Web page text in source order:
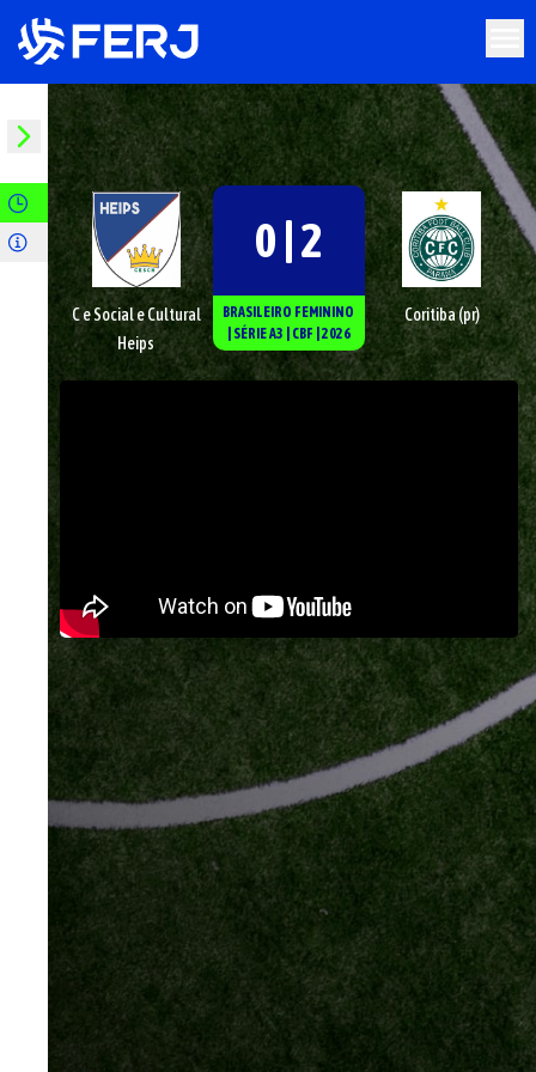
C e Social e Cultural
Heips
0 | 2
BRASILEIRO FEMININO
SÉRIEA3 CBF 2026
Coritiba (pr)